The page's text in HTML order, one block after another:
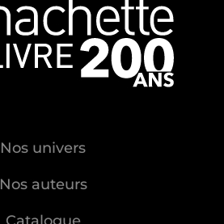
Nos univers
Nos auteurs